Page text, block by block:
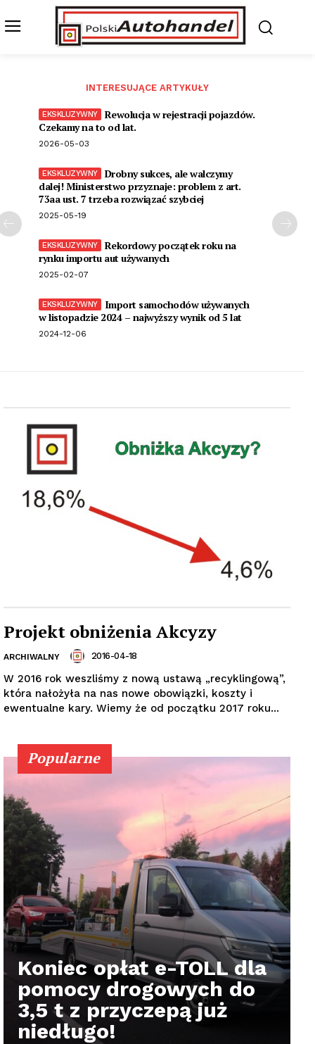
INTERESUJĄCE ARTYKUŁY
Rewolucja w rejestracji pojazdów.
Czekamy na to od lat.
2026-05-03
Drobny sukces, ale walczymy
dalej! Ministerstwo przyznaje: problem z art.
73aa ust. 7 trzeba rozwiązać szybciej
2025-05-19
Rekordowy początek roku na
rynku importu aut używanych
2025-02-07
Import samochodów używanych
w listopadzie 2024 – najwyższy wynik od 5 lat
2024-12-06
Projekt obniżenia Akcyzy
ARCHIWALNY 2016-04-18
W 2016 rok weszliśmy z nową ustawą „recyklingową”,
która nałożyła na nas nowe obowiązki, koszty i
ewentualne kary. Wiemy że od początku 2017 roku...
Popularne
Koniec opłat e-TOLL dla
pomocy drogowych do
3,5 t z przyczepą już
niedługo!